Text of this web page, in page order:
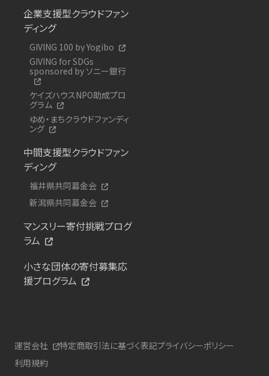
企業支援型クラウドファン
ディング
GIVING 100 by Yogibo
GIVING for SDGs
sponsored by ソニー銀行
ケイズハウスNPO助成プロ
グラム
ゆめ・まちクラウドファンディ
ング
中間支援型クラウドファン
ディング
福井県共同募金会
新潟県共同募金会
マンスリー寄付挑戦プログ
ラム
小さな団体の寄付募集応
援プログラム
運営会社 特定商取引法に基づく表記プライバシーポリシー
利用規約